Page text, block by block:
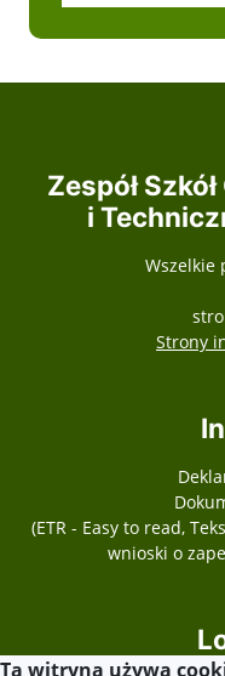
Zespół
i
Wszelkie
Strony
(ETR - Easy to read,
wnioski o
Ta witryna używa